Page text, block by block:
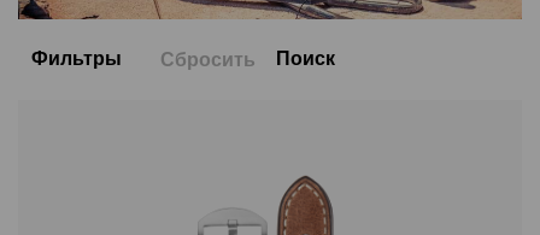
Фильтры Сбросить Поиск